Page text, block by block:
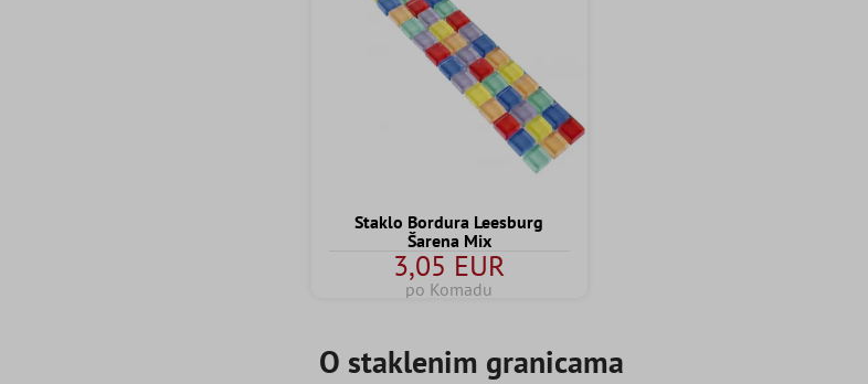
Staklo Bordura Leesburg
Šarena Mix
3,05 EUR
po Komadu
O staklenim granicama